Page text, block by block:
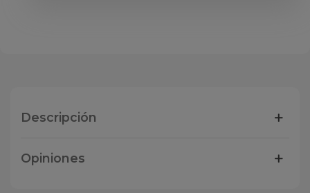
Descripción
Opiniones